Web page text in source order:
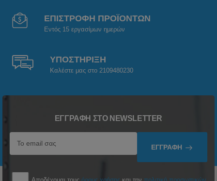
ΕΠΙΣΤΡΟΦΗ ΠΡΟΪΟΝΤΩΝ
Εντός 15 εργασίμων ημερών
ΥΠΟΣΤΗΡΙΞΗ
Καλέστε μας στο 2109480230
ΕΓΓΡΑΦΉ ΣΤΟ NEWSLETTER
ΕΓΓΡΑΦΉ